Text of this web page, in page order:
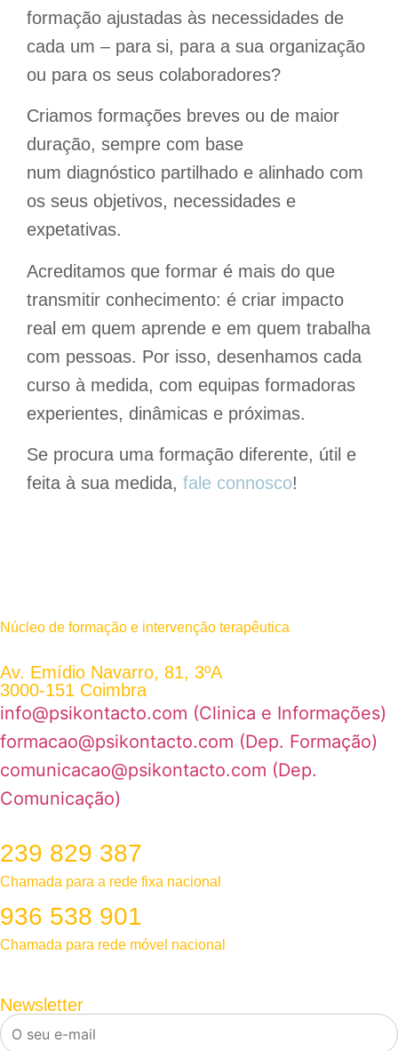
formação ajustadas às necessidades de
cada um – para si, para a sua organização
ou para os seus colaboradores?
Criamos formações breves ou de maior
duração, sempre com base
num diagnóstico partilhado e alinhado com
os seus objetivos, necessidades e
expetativas.
Acreditamos que formar é mais do que
transmitir conhecimento: é criar impacto
real em quem aprende e em quem trabalha
com pessoas. Por isso, desenhamos cada
curso à medida, com equipas formadoras
experientes, dinâmicas e próximas.
Se procura uma formação diferente, útil e
feita à sua medida, fale connosco!
Núcleo de formação e intervenção terapêutica
Av. Emídio Navarro, 81, 3ºA
3000-151 Coimbra
info@psikontacto.com (Clinica e Informações)
formacao@psikontacto.com (Dep. Formação)
comunicacao@psikontacto.com (Dep.
Comunicação)
239 829 387
Chamada para a rede fixa nacional​
936 538 901
Chamada para rede móvel nacional
Newsletter